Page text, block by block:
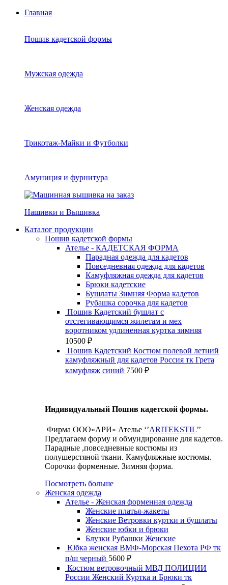
Главная
Пошив кадетской формы
Мужская одежда
Женская одежда
Трикотаж-Майки и Футболки
Амуниция и фурнитура
Нашивки и Вышивка
Каталог продукции
Пошив кадетской формы
Ателье - КАДЕТСКАЯ ФОРМА
Парадная одежда для кадетов
Повседневная одежда для кадетов
Камуфляжная одежда для кадетов
Брюки кадетские
Бушлаты Зимняя Форма кадетов
Рубашка сорочка для кадетов
Пошив Кадетский бушлат с
отстегивающимся жилетам и мех
воротником удлиненная куртка зимняя
10500 ₽
Пошив Кадетский Костюм полевой летний
камуфляжный для кадетов Россия тк Грета
камуфляж синий 7500 ₽
Индивидуальный Пошив кадетской формы.
Фирма ООО«АРИ» Ателье ‘’ARITEKSTIL’’
Предлагаем форму и обмундирование для кадетов.
Парадные ,повседневные костюмы из
полушерстяной ткани. Камуфляжные костюмы.
Сорочки форменные. Зимняя форма.
Посмотреть больше
Женская одежда
Ателье - Женская форменная одежда
Женские платья-жакеты
Женские Ветровки куртки и бушлаты
Женские юбки и брюки
Блузки Рубашки Женские
Юбка женская ВМФ-Морская Пехота РФ тк
п/ш черный 5600 ₽
Костюм ветровочный МВД ПОЛИЦИИ
России Женский Куртка и Брюки тк